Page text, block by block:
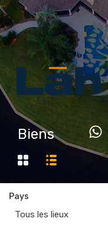
Biens
Pays
Tous les lieux